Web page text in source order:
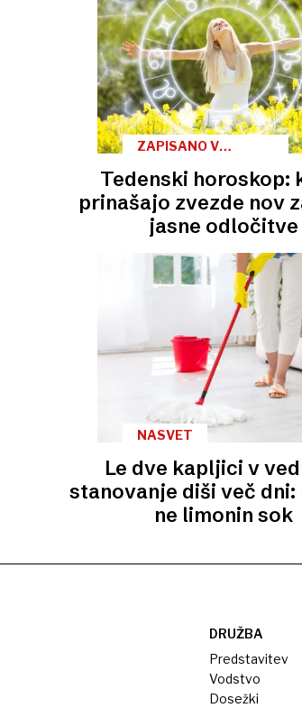
ZAPISANO V
Tedenski horoskop:
prinašajo zvezde nov
jasne odločitve
NASVET
Le dve kapljici v
stanovanje diši več dni:
ne limonin sok
DRUŽBA
Predstavitev
Vodstvo
Dosežki